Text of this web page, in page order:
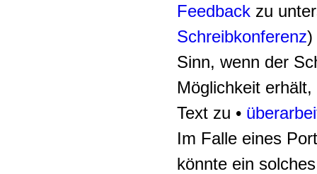
Feedback zu
Schreibkonferenz)
Sinn, wenn der
Möglichkeit
Text zu •
Im Falle eines
könnte ein